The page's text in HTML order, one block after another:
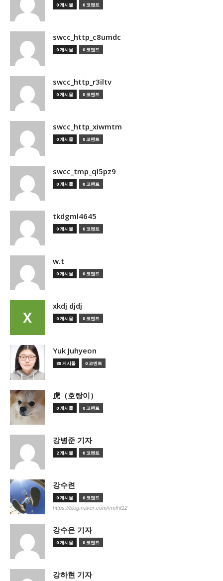
0 게시물 0 코멘트
swcc_http_c8umdc
0 게시물 0 코멘트
swcc_http_r3iltv
0 게시물 0 코멘트
swcc_http_xiwmtm
0 게시물 0 코멘트
swcc_tmp_ql5pz9
0 게시물 0 코멘트
tkdgml4645
0 게시물 0 코멘트
w.t
0 게시물 0 코멘트
xkdj djdj
0 게시물 0 코멘트
Yuk Juhyeon
88 게시물 0 코멘트
虎（호랑이）
0 게시물 0 코멘트
강병준 기자
2 게시물 0 코멘트
강수련
0 게시물 0 코멘트
https://blog.naver.com/vmfhf12
강수은 기자
0 게시물 0 코멘트
강하현 기자